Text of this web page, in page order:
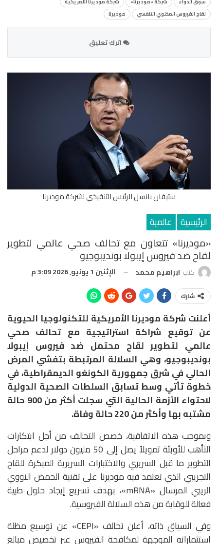
لقاح الفيروس المخلوي التنفسي
موديرنا
اترك تعليق
ستيفان بانسل الرئيس التنفيذي لشركة موديرنا
الرئيسية عالمية
«موديرنا» تتعاون مع تحالف صحي عالمي لتطوير
لقاح ضد فيروس إيبولا بونديبوجيو
كتب ابراهيم محمد الإثنين 1 يونيو, 2026 3:09 م
شارك
أعلنت شركة موديرنا الأمريكية للتكنولوجيا الحيوية
عن توقيع شراكة استراتيجية مع تحالف صحي
عالمي لتطوير لقاح محتمل ضد فيروس إيبولا
بونديبوجيو، وهي السلالة المرتبطة بتفشي المرض
الحالي في شرق جمهورية الكونغو الديمقراطية، في
خطوة تأتي وسط تسابق السلطات الصحية الدولية
لاحتواء الأزمة الحالية التي سجلت أكثر من 900 حالة
مشتبه بها وأكثر من 220 حالة وفاة.
وبموجب هذه الاتفاقية، خصص التحالف من أجل ابتكارات
التأهب للأوبئة تمويلاً يصل إلى 50 مليون دولار لدعم مراحل
التطوير ما قبل السريري والاختبارات السريرية المبكرة للقاح
التجريبي الذي تعتمد فيه موديرنا على تقنية الحمض النووي
الريبي المرسال «mRNA»، بهدف تسريع إيجاد حلول طبية
فعالة للوقاية من هذه السلالة الفيروسية.
وفي السياق ذاته، أعلن تحالف «CEPI» عن توسيع مظلة
استثماراته الموجهة لمكافحة الفيروس عبر تخصيص مبالغ